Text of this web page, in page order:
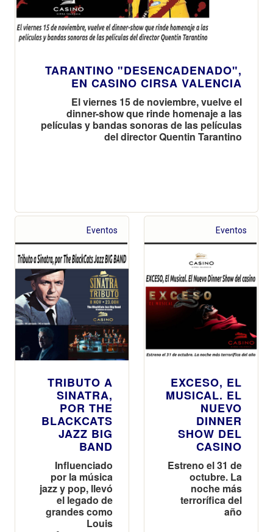
TARANTINO "DESENCADENADO",
EN CASINO CIRSA VALENCIA
El viernes 15 de noviembre, vuelve el
dinner-show que rinde homenaje a las
películas y bandas sonoras de las películas
del director Quentin Tarantino
Eventos
TRIBUTO A
SINATRA,
POR THE
BLACKCATS
JAZZ BIG
BAND
Influenciado
por la música
jazz y pop, llevó
el legado de
grandes como
Louis
Eventos
EXCESO, EL
MUSICAL. EL
NUEVO
DINNER
SHOW DEL
CASINO
Estreno el 31 de
octubre. La
noche más
terrorífica del
año